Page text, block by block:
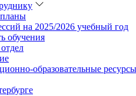
на 2025/2026 учебный год
обучения
образовательные ресурсы